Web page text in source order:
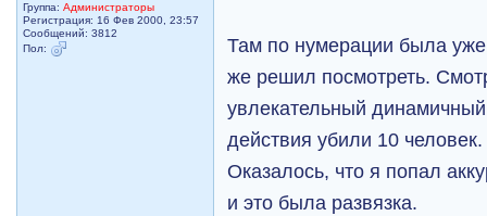
Группа:Администраторы
Регистрация: 16 Фев 2000, 23:57
Сообщений: 3812
Пол:
Там по нумерации была
же решил посмотреть.
увлекательный
действия убили 10
Оказалось, что я попал
и это была развязка.